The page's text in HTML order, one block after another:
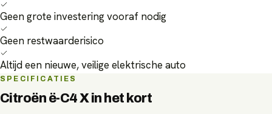
Geen grote investering vooraf nodig
Geen restwaarderisico
Altijd een nieuwe, veilige elektrische auto
SPECIFICATIES
Citroën ë-C4 Xin het kort